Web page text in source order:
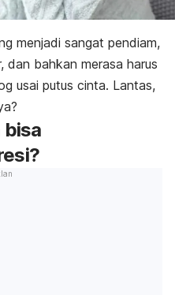
menjadi sangat pendiam,
dan bahkan merasa harus
usai putus cinta. Lantas,
bisa